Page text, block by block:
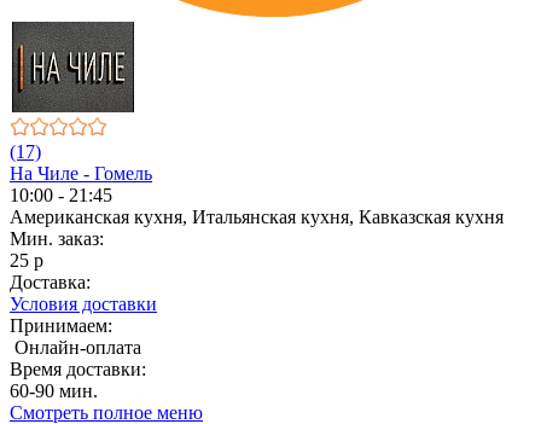
(17)
На Чиле - Гомель
10:00 - 21:45
Американская кухня, Итальянская кухня, Кавказская кухня
Мин. заказ:
25 р
Доставка:
Условия доставки
Принимаем:
Онлайн-оплата
Время доставки:
60-90 мин.
Смотреть полное меню